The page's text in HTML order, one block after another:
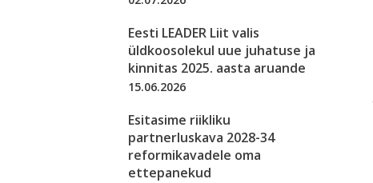
Eesti LEADER Liit valis
üldkoosolekul uue juhatuse ja
kinnitas 2025. aasta aruande
15.06.2026
Esitasime riikliku
partnerluskava 2028-34
reformikavadele oma
ettepanekud